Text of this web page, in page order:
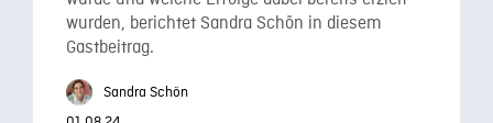
wurden, berichtet Sandra Schön in diesem
Gastbeitrag.
Sandra Schön